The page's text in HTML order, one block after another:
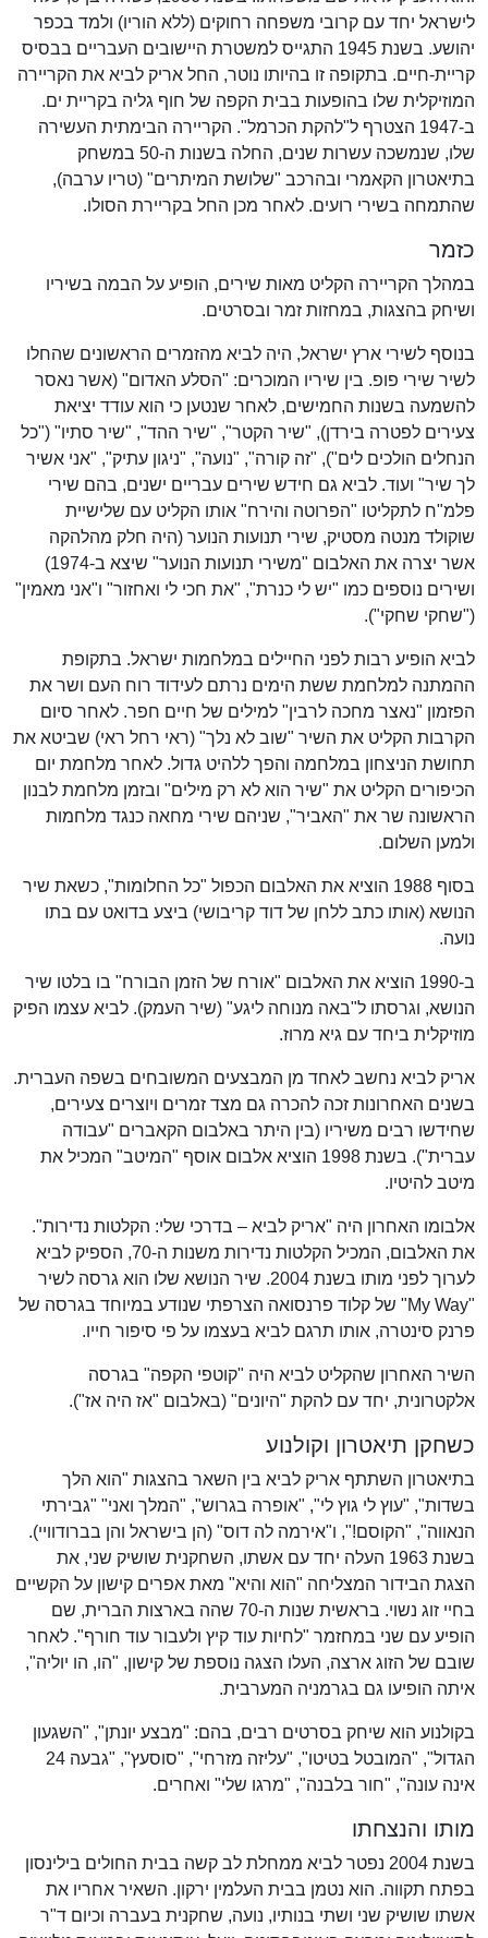
לישראל יחד עם קרובי משפחה רחוקים (ללא הוריו) ולמד בכפר
יהושע. בשנת 1945 התגייס למשטרת היישובים העבריים בבסיס
קריית-חיים. בתקופה זו בהיותו נוטר, החל אריק לביא את הקריירה
המוזיקלית שלו בהופעות בבית הקפה של חוף גליה בקריית ים.
ב-1947 הצטרף ל"להקת הכרמל". הקריירה הבימתית העשירה
שלו, שנמשכה עשרות שנים, החלה בשנות ה-50 במשחק
בתיאטרון הקאמרי ובהרכב "שלושת המיתרים" (טריו ערבה),
שהתמחה בשירי רועים. לאחר מכן החל בקריירת הסולו.
כזמר
במהלך הקריירה הקליט מאות שירים, הופיע על הבמה בשיריו
ושיחק בהצגות, במחזות זמר ובסרטים.
בנוסף לשירי ארץ ישראל, היה לביא מהזמרים הראשונים שהחלו
לשיר שירי פופ. בין שיריו המוכרים: "הסלע האדום" (אשר נאסר
להשמעה בשנות החמישים, לאחר שנטען כי הוא עודד יציאת
צעירים לפטרה בירדן), "שיר הקטר", "שיר ההד", "שיר סתיו" ("כל
הנחלים הולכים לים"), "זה קורה", "נועה", "ניגון עתיק", "אני אשיר
לך שיר" ועוד. לביא גם חידש שירים עבריים ישנים, בהם שירי
פלמ"ח לתקליטו "הפרוטה והירח" אותו הקליט עם שלישיית
שוקולד מנטה מסטיק, שירי תנועות הנוער (היה חלק מהלהקה
אשר יצרה את האלבום "משירי תנועות הנוער" שיצא ב-1974)
ושירים נוספים כמו "יש לי כנרת", "את חכי לי ואחזור" ו"אני מאמין"
("שחקי שחקי").
לביא הופיע רבות לפני החיילים במלחמות ישראל. בתקופת
ההמתנה למלחמת ששת הימים נרתם לעידוד רוח העם ושר את
הפזמון "נאצר מחכה לרבין" למילים של חיים חפר. לאחר סיום
הקרבות הקליט את השיר "שוב לא נלך" (ראי רחל ראי) שביטא את
תחושת הניצחון במלחמה והפך ללהיט גדול. לאחר מלחמת יום
הכיפורים הקליט את "שיר הוא לא רק מילים" ובזמן מלחמת לבנון
הראשונה שר את "האביר", שניהם שירי מחאה כנגד מלחמות
ולמען השלום.
בסוף 1988 הוציא את האלבום הכפול "כל החלומות", כשאת שיר
הנושא (אותו כתב ללחן של דוד קריבושי) ביצע בדואט עם בתו
נועה.
ב-1990 הוציא את האלבום "אורח של הזמן הבורח" בו בלטו שיר
הנושא, וגרסתו ל"באה מנוחה ליגע" (שיר העמק). לביא עצמו הפיק
מוזיקלית ביחד עם גיא מרוז.
אריק לביא נחשב לאחד מן המבצעים המשובחים בשפה העברית.
בשנים האחרונות זכה להכרה גם מצד זמרים ויוצרים צעירים,
שחידשו רבים משיריו (בין היתר באלבום הקאברים "עבודה
עברית"). בשנת 1998 הוציא אלבום אוסף "המיטב" המכיל את
מיטב להיטיו.
אלבומו האחרון היה "אריק לביא – בדרכי שלי: הקלטות נדירות".
את האלבום, המכיל הקלטות נדירות משנות ה-70, הספיק לביא
לערוך לפני מותו בשנת 2004. שיר הנושא שלו הוא גרסה לשיר
"My Way" של קלוד פרנסואה הצרפתי שנודע במיוחד בגרסה של
פרנק סינטרה, אותו תרגם לביא בעצמו על פי סיפור חייו.
השיר האחרון שהקליט לביא היה "קוטפי הקפה" בגרסה
אלקטרונית, יחד עם להקת "היונים" (באלבום "אז היה אז").
כשחקן תיאטרון וקולנוע
בתיאטרון השתתף אריק לביא בין השאר בהצגות "הוא הלך
בשדות", "עוץ לי גוץ לי", "אופרה בגרוש", "המלך ואני" "גבירתי
הנאווה", "הקוסם!", ו"אירמה לה דוס" (הן בישראל והן בברודוויי).
בשנת 1963 העלה יחד עם אשתו, השחקנית שושיק שני, את
הצגת הבידור המצליחה "הוא והיא" מאת אפרים קישון על הקשיים
בחיי זוג נשוי. בראשית שנות ה-70 שהה בארצות הברית, שם
הופיע עם שני במחזמר "לחיות עוד קיץ ולעבור עוד חורף". לאחר
שובם של הזוג ארצה, העלו הצגה נוספת של קישון, "הו, הו יוליה",
איתה הופיעו גם בגרמניה המערבית.
בקולנוע הוא שיחק בסרטים רבים, בהם: "מבצע יונתן", "השגעון
הגדול", "המובטל בטיטו", "עליזה מזרחי", "סוסעץ", "גבעה 24
אינה עונה", "חור בלבנה", "מרגו שלי" ואחרים.
מותו והנצחתו
בשנת 2004 נפטר לביא ממחלת לב קשה בבית החולים בילינסון
בפתח תקווה. הוא נטמן בבית העלמין ירקון. השאיר אחריו את
אשתו שושיק שני ושתי בנותיו, נועה, שחקנית בעברה וכיום ד"ר